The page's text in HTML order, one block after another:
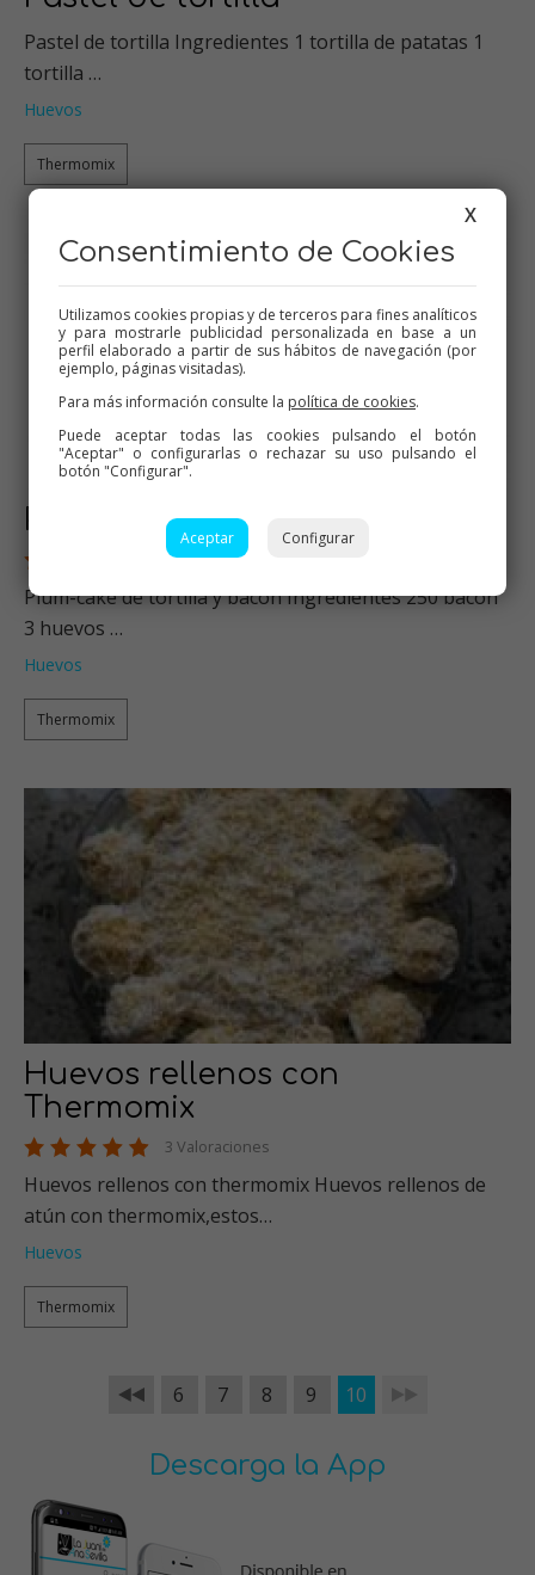
Pastel de tortilla Ingredientes 1 tortilla de patatas 1
tortilla …
Huevos
Thermomix
Plum-cake de tortilla y bacon
1 Valoraciones
Plum-cake de tortilla y bacon Ingredientes 250 bacon
3 huevos …
Huevos
Thermomix
Huevos rellenos con
Thermomix
3 Valoraciones
Huevos rellenos con thermomix Huevos rellenos de
atún con thermomix,estos…
Huevos
Thermomix
6 7 8 9 10
Descarga la App
X
Consentimiento de Cookies
Utilizamos cookies propias y de terceros para fines analíticos
y para mostrarle publicidad personalizada en base a un
perfil elaborado a partir de sus hábitos de navegación (por
ejemplo, páginas visitadas).
Para más información consulte la política de cookies.
Puede aceptar todas las cookies pulsando el botón
"Aceptar" o configurarlas o rechazar su uso pulsando el
botón "Configurar".
Aceptar Configurar